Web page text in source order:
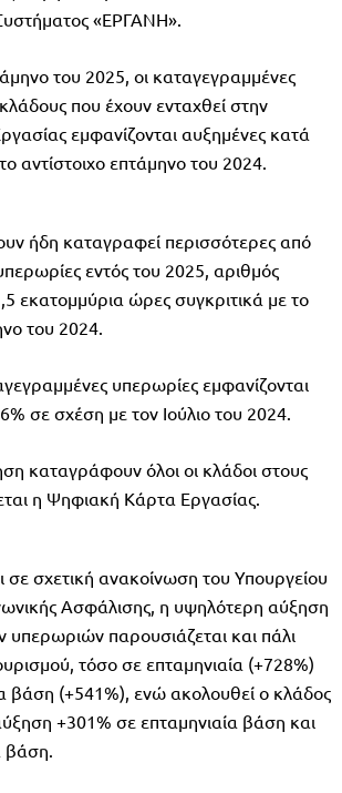
«ΕΡΓΑΝΗ».
του 2025, οι καταγεγραμμένες
που έχουν ενταχθεί στην
εμφανίζονται αυξημένες κατά
αντίστοιχο επτάμηνο του 2024.
ήδη καταγραφεί περισσότερες από
εντός του 2025, αριθμός
εκατομμύρια ώρες συγκριτικά με το
του 2024.
υπερωρίες εμφανίζονται
σε σχέση με τον Ιούλιο του 2024.
καταγράφουν όλοι οι κλάδοι στους
η Ψηφιακή Κάρτα Εργασίας.
σχετική ανακοίνωση του Υπουργείου
Ασφάλισης, η υψηλότερη αύξηση
παρουσιάζεται και πάλι
τόσο σε επταμηνιαία (+728%)
βάση (+541%), ενώ ακολουθεί ο κλάδος
+301% σε επταμηνιαία βάση και
βάση.